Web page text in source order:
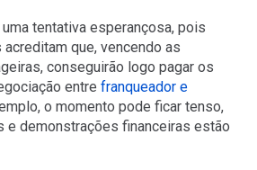
tentativa esperançosa, pois
que, vencendo as
conseguirão logo pagar os
entre franqueador e
o momento pode ficar tenso,
e demonstrações financeiras estão